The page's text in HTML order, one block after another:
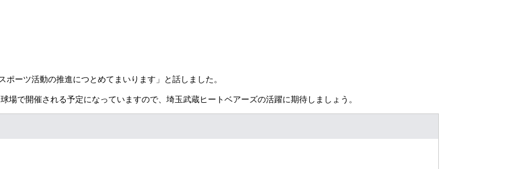
ーツ活動の推進につとめてまいります」と話しました。
で開催される予定になっていますので、埼玉武蔵ヒートベアーズの活躍に期待しましょう。